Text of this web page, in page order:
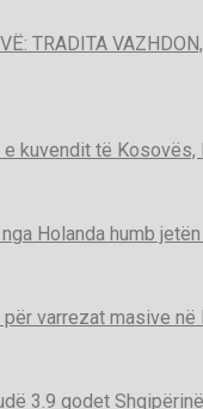
TRADITA
kuvendit të
Holanda humb
varrezat masive
3.9 godet